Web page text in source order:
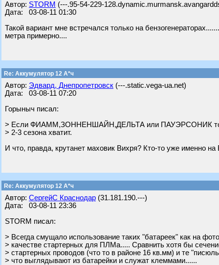
Автор: STORM (---.95-54-229-
Дата: 03-08-11 01:30
Такой вариант мне встречался только на
метра примерно....
Re: Аккумулятор 12 А*ч
Автор: Эдвард, Днепропетровск (---.static.vega-ua.net)
Дата: 03-08-11 07:20
Горыныч писал:
> Если ФИАММ,ЗОННЕНШАЙН,ДЕЛЬТА или ПАУЭРСОНИК то
> 2-3 сезона хватит.
И что, правда, крутанет маховик Вихря? Кто-то уже именно
Re: Аккумулятор 12 А*ч
Автор: СергейС Краснодар (31.181.190.---)
Дата: 03-08-11 23:36
STORM писал:
> Всегда смущало использование таких "батареек" как на
> качестве стартерных для ПЛМа..... Сравнить хотя бы
> стартерных проводов (что то в районе 16 кв.мм) и те
> что выглядывают из батарейки и служат клеммами......